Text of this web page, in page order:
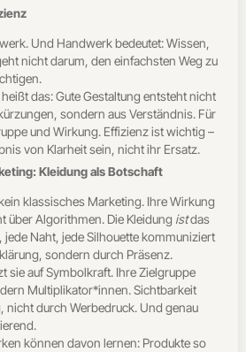
Und Handwerk bedeutet: Wissen,
nicht darum, den einfachsten Weg zu
das: Gute Gestaltung entsteht nicht
sondern aus Verständnis. Für
und Wirkung. Effizienz ist wichtig –
von Klarheit sein, nicht ihr Ersatz.
Kleidung als Botschaft
klassisches Marketing. Ihre Wirkung
über Algorithmen. Die Kleidung istdas
jede Naht, jede Silhouette kommuniziert
sondern durch Präsenz.
sie auf Symbolkraft. Ihre Zielgruppe
Multiplikator*innen. Sichtbarkeit
nicht durch Werbedruck. Und genau
können davon lernen: Produkte so